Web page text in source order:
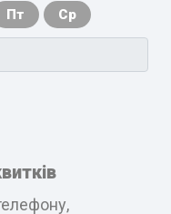
Пт Ср